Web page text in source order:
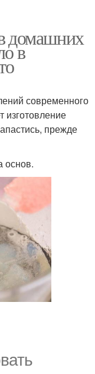
домашних
в
современного
изготовление
прежде
основ.